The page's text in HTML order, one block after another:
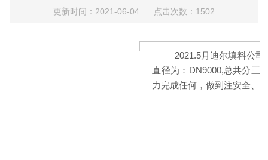
更新时间：2021-06-04 点击次数：1502
2021.5月迪尔填料公司
直径为： DN9000,总共分三
力完成任何，做到注安全、